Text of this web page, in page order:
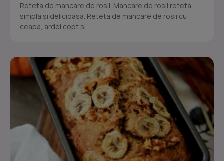
Reteta de mancare de rosii. Mancare de rosii reteta
simpla si delicioasa. Reteta de mancare de rosii cu
ceapa, ardei copt si...